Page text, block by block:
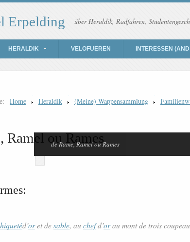
Erpelding über Heraldik, Radfahren,
HERALDIK VELOFUEREN INTERESSEN
Home Heraldik (Meine) Wappensammlung
Ramel ou Rames
de Rame, Ramel ou Rames
d’oret desable, au chefd’orau mont de trois